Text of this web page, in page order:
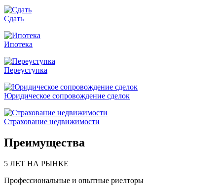
Сдать
Ипотека
Переуступка
Юридическое сопровождение сделок
Страхование недвижимости
Преимущества
5 ЛЕТ НА РЫНКЕ
Профессиональные и опытные риелторы